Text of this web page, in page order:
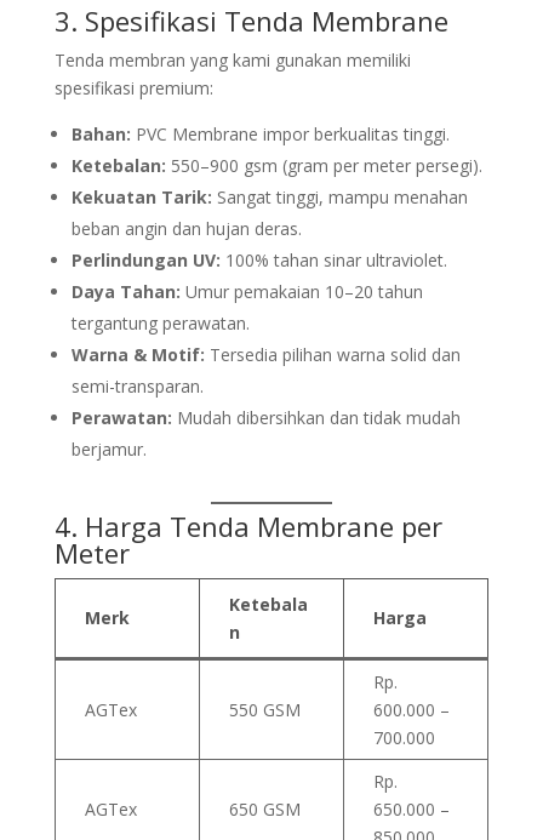
3. Spesifikasi Tenda Membrane
Tenda membran yang kami gunakan memiliki
spesifikasi premium:
Bahan: PVC Membrane impor berkualitas tinggi.
Ketebalan: 550–900 gsm (gram per meter persegi).
Kekuatan Tarik: Sangat tinggi, mampu menahan
beban angin dan hujan deras.
Perlindungan UV: 100% tahan sinar ultraviolet.
Daya Tahan: Umur pemakaian 10–20 tahun
tergantung perawatan.
Warna & Motif: Tersedia pilihan warna solid dan
semi-transparan.
Perawatan: Mudah dibersihkan dan tidak mudah
berjamur.
4. Harga Tenda Membrane per
Meter
Merk
Ketebala
n
Harga
AGTex 550 GSM
Rp.
600.000 –
700.000
AGTex 650 GSM
Rp.
650.000 –